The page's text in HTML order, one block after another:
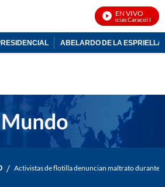
EN VIVO
Noticias Caracol En Vivo
ABELARDO DE LA ESPRIELLA
/ Activistas de flotilla denuncian maltrato durante